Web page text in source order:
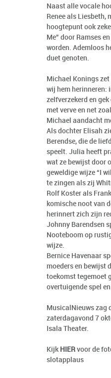
Naast alle vocale
Renee als Liesbeth,
hoogtepunt ook
Me” door Ramses
worden. Ademloos
duet genoten.
Michael Konings
wij hem herinneren:
zelfverzekerd en
met verve en net
Michael aandacht
Als dochter Elisah
Berendse, die de
speelt. Julia heeft
wat ze bewijst door
geweldige wijze “I
te zingen als zij
Rolf Koster als
komische noot van
herinnert zich zijn
Johnny Barendsen
Nooteboom op
wijze.
Bernice Havenaar
moeders en bewijst
toekomst tegemoet
overtuigende spel
MusicalNieuws zag
zaterdagavond 7
Isala Theater.
Kijk HIER voor de
slotapplaus